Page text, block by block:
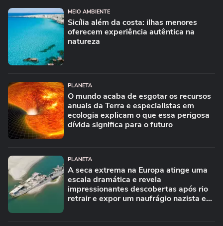
MEIO AMBIENTE
Sicília além da costa: ilhas menores
oferecem experiência autêntica na
natureza
PLANETA
O mundo acaba de esgotar os recursos
anuais da Terra e especialistas em
ecologia explicam o que essa perigosa
dívida significa para o futuro
PLANETA
A seca extrema na Europa atinge uma
escala dramática e revela
impressionantes descobertas após rio
retrair e expor um naufrágio nazista e